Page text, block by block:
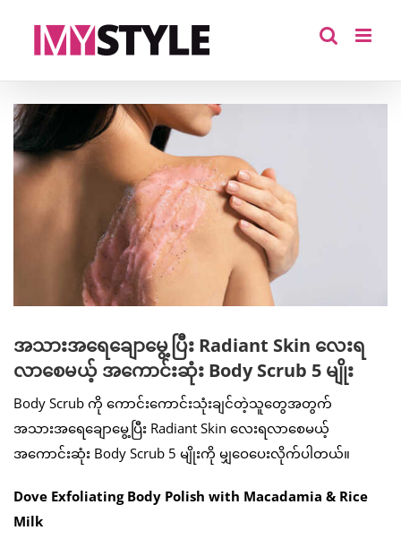
View
Larger
Image
အသားအရေချောမွေ့ပြီး Radiant Skin လေးရ
လာစေမယ့် အကောင်းဆုံး Body Scrub 5 မျိုး
Body Scrub ကို ကောင်းကောင်းသုံးချင်တဲ့သူတွေအတွက်
အသားအရေချောမွေ့ပြီး Radiant Skin လေးရလာစေမယ့်
အကောင်းဆုံး Body Scrub 5 မျိုးကို မျှဝေပေးလိုက်ပါတယ်။
Dove Exfoliating Body Polish with Macadamia & Rice
Milk